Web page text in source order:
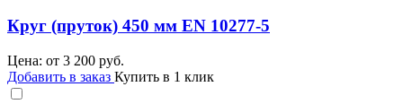
Круг (пруток) 450 мм EN 10277-5
Цена: от 3 200 руб.
Добавить в заказ Купить в 1 клик